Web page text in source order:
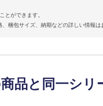
とができます。
梱包サイズ、納期などの詳しい情報
品と同一シ